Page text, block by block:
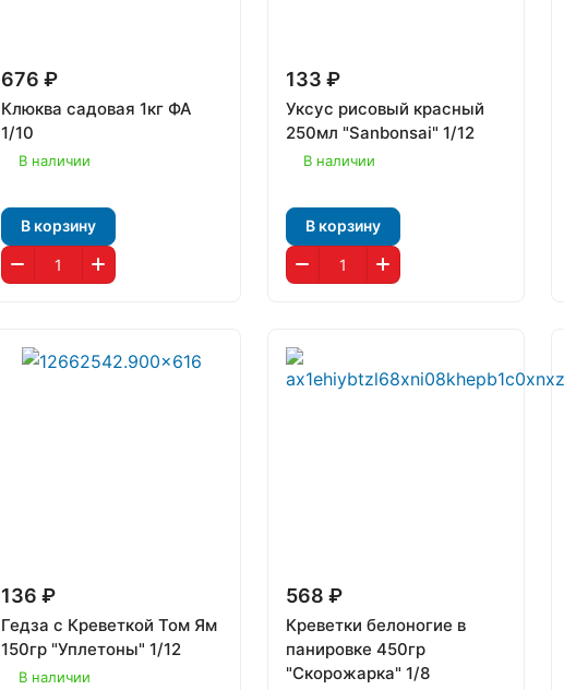
676 ₽
Клюква садовая 1кг ФА
1/10
В наличии
В корзину
133 ₽
Уксус рисовый красный
250мл "Sanbonsai" 1/12
В наличии
В корзину
136 ₽
Гедза с Креветкой Том Ям
150гр "Уплетоны" 1/12
В наличии
568 ₽
Креветки белоногие в
панировке 450гр
"Скорожарка" 1/8